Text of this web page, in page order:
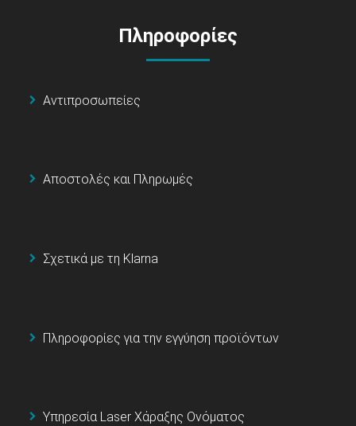
Πληροφορίες
Αντιπροσωπείες
Αποστολές και Πληρωμές
Σχετικά με τη Klarna
Πληροφορίες για την εγγύηση προϊόντων
Υπηρεσία Laser Χάραξης Ονόματος